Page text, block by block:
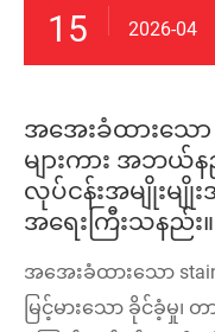
15 2026-04
အအေးခံထားသော
များကား အဘယ်
လုပ်ငန်းအမျိုးမ
အရေးကြီးသနည်း။
အအေးခံထားသော
မြင့်မားသော ခိုင်ခံ့